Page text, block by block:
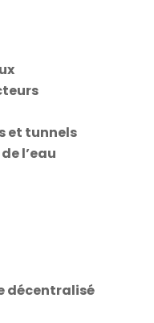
et tunnels
l’eau
décentralisé